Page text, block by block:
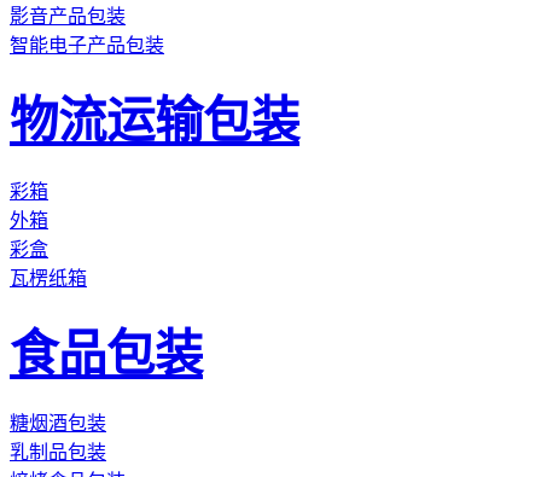
影音产品包装
智能电子产品包装
物流运输包装
彩箱
外箱
彩盒
瓦楞纸箱
食品包装
糖烟酒包装
乳制品包装